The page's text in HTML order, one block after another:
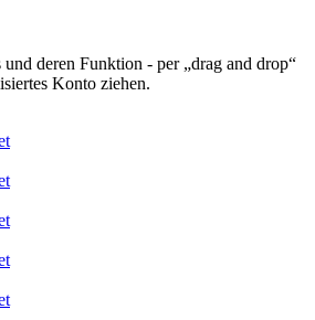
deren Funktion - per „drag and drop“
Konto ziehen.